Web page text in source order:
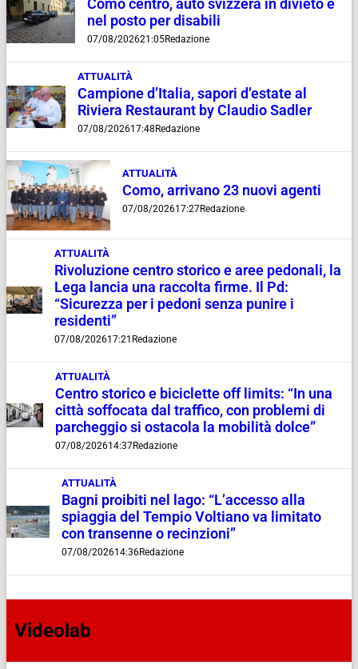
Como centro, auto svizzera in divieto e
nel posto per disabili
07/08/202621:05Redazione
ATTUALITÀ
Campione d’Italia, sapori d’estate al
Riviera Restaurant by Claudio Sadler
07/08/202617:48 Redazione
ATTUALITÀ
Como, arrivano 23 nuovi agenti
07/08/202617:27Redazione
ATTUALITÀ
Rivoluzione centro storico e aree pedonali, la
Lega lancia una raccolta firme. Il Pd:
“Sicurezza per i pedoni senza punire i
residenti”
07/08/202617:21 Redazione
ATTUALITÀ
Centro storico e biciclette off limits: “In una
città soffocata dal traffico, con problemi di
parcheggio si ostacola la mobilità dolce”
07/08/202614:37Redazione
ATTUALITÀ
Bagni proibiti nel lago: “L’accesso alla
spiaggia del Tempio Voltiano va limitato
con transenne o recinzioni”
07/08/202614:36Redazione
Videolab